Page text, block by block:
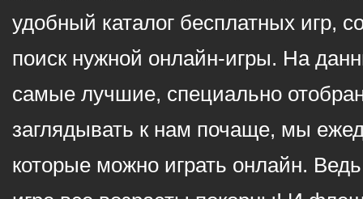
удобный каталог бесплатных игр,
поиск нужной онлайн-игры. На
самые лучшие, специально
заглядывать к нам почаще, мы
которые можно играть онлайн.